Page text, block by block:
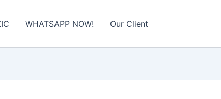
WHATSAPP NOW! Our Client